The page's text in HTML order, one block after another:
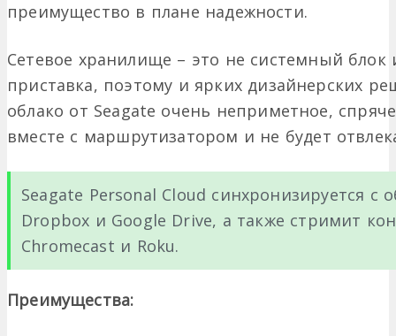
преимущество в плане надежности.
Сетевое хранилище – это не системный блок
приставка, поэтому и ярких дизайнерских
облако от Seagate очень неприметное,
вместе с маршрутизатором и не будет
Seagate Personal Cloud синхронизируется с
Dropbox и Google Drive, а также стримит
Chromecast и Roku.
Преимущества: